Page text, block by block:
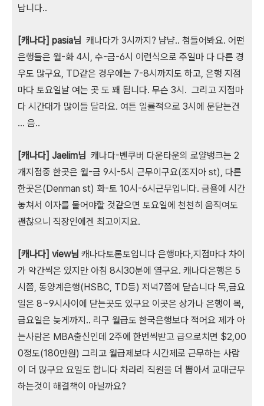
납니다..
[캐나다] pasia님 캐나다가 3시까지? 냠냠.. 첨들어봐요. 어떤
은행들은 월-화 4시, 수-금-6시 이런식으로 주일마 다 다른 경
우도 많구요, TD같은 경우에는 7-8시까지도 하고, 은행 지점
마다 토요일날 여는 곳 도 꽤 됩니다. 무슨 3시. 그리고 지점마
다 시간대가 많이들 달라요. 여튼 일률적으로 3시에 문닫는건
... 음..
[캐나다] Jaelim님 캐나다-벤쿠버 다운타운의 로얄뱅크는 2
개지점중 한곳은 월-금 9시-5시 근무이구요(조지아 st), 다른
한곳은(Denman st) 화-토 10시-6시근무입니다. 금욜에 시간
놓쳐서 이자를 물어야할 것같으면 토요일에 천천히 움직여도
괜찮으니 직장인에겐 최고이지요.
[캐나다] view님 캐나다토론토입니다 은행마다,지점마다 차이
가 약간씩은 있지만 아침 8시30분에 열구요. 캐나다은행은 5
시쯤, 동양계은행(HSBC, TD등) 저녁7쯤에 닫습니다 목,금요
일은 8~9시사이에 닫는곳도 있구요 이곳은 상가나 은행이 목,
금요일은 늦게까지.. 리구 월급도 한국은행보다 적어요 제가 아
는사람은 MBA출신인데 2주에 한번씩받고 급으로치면 $2,00
0정도(180만원) 그리고 월급제보다 시간제로 근무하는 사람
이 더 많구요 요일도 합니다 차라리 직원을 더 뽑아서 교대근무
하는것이 해결책이 아닐까요?